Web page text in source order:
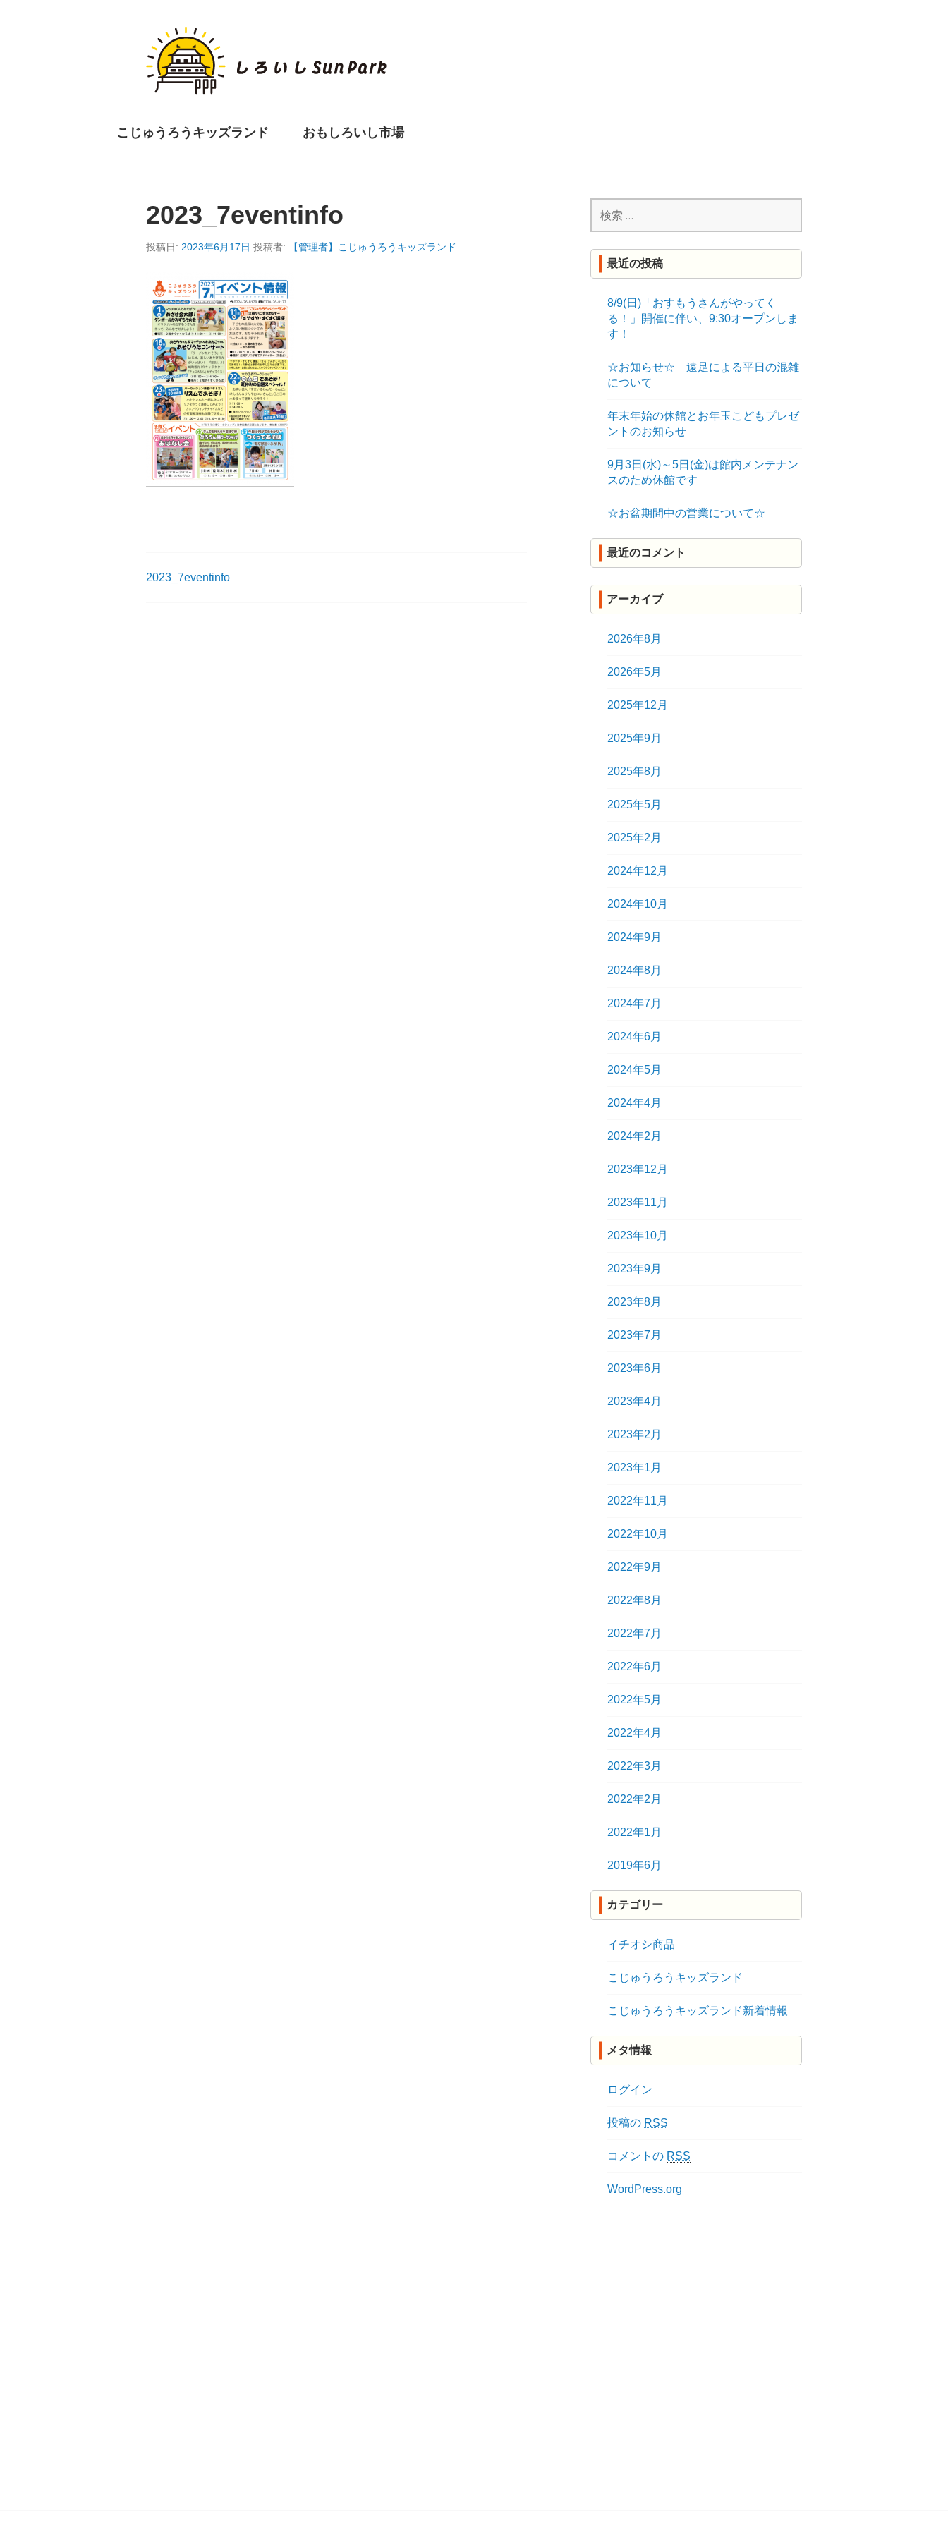
し
N
こじゅうろうキッズランド おもしろいし市場
2023_7eventinfo
投稿日: 2023年6月17日 投稿者: 【管理者】こじゅうろうキッズランド
投
2023_7eventinfo
索:
最近の投稿
8/9(日)「おすもうさんがやってく
る！」開催に伴い、9:30オープンしま
す！
☆お知らせ☆ 遠足による平日の混雑
について
年末年始の休館とお年玉こどもプレゼ
ントのお知らせ
9月3日(水)～5日(金)は館内メンテナン
スのため休館です
☆お盆期間中の営業について☆
最近のコメント
アーカイブ
2026年8月
2026年5月
2025年12月
2025年9月
2025年8月
2025年5月
2025年2月
2024年12月
2024年10月
2024年9月
2024年8月
2024年7月
2024年6月
2024年5月
2024年4月
2024年2月
2023年12月
2023年11月
2023年10月
2023年9月
2023年8月
2023年7月
2023年6月
2023年4月
2023年2月
2023年1月
2022年11月
2022年10月
2022年9月
2022年8月
2022年7月
2022年6月
2022年5月
2022年4月
2022年3月
2022年2月
2022年1月
2019年6月
カテゴリー
イチオシ商品
こじゅうろうキッズランド
こじゅうろうキッズランド新着情報
メタ情報
ログイン
投稿の RSS
コメントの RSS
WordPress.org